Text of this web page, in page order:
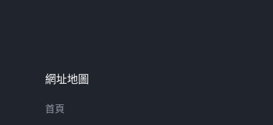
網址地圖
首頁